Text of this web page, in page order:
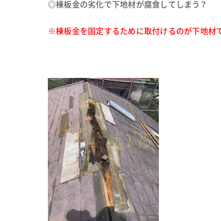
◎棟板金の劣化で下地材が腐食してしまう？
※棟板金を固定するために取付けるのが下地材